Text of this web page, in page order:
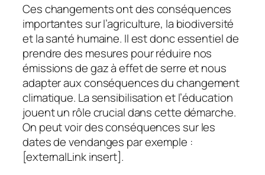
Ces changements ont des conséquences
importantes sur l’agriculture, la biodiversité
et la santé humaine. Il est donc essentiel de
prendre des mesures pour réduire nos
émissions de gaz à effet de serre et nous
adapter aux conséquences du changement
climatique. La sensibilisation et l’éducation
jouent un rôle crucial dans cette démarche.
On peut voir des conséquences sur les
dates de vendanges par exemple :
[externalLink insert].